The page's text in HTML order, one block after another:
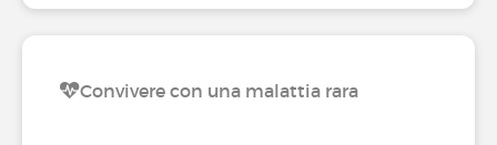
Convivere con una malattia rara